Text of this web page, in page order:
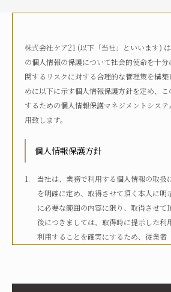
自宅におり、介護サービスは利用し
いる
何らかの高齢者向け施設に入居して
病院に入院している
その他
介護度
自立
要支援1
要介護2
要介護3
介護認定
認定済み
申請中 区分変
株式会社ケア21 (以下「当社」といいます)
の個人情報の保護について社会的使命を十
関するリスクに対する合理的な管理策を構
めに以下に示す個人情報保護方針を定め、
するための個人情報保護マネジメントシス
用致します。
個人情報保護方針
当社は、業務で利用する個人情報の取扱
を明確に定め、取得させて頂く本人に明
に必要な範囲の内容に限り、取得させて
後につきましては、取得時に提示した利
利用することを確実にするため、従業者